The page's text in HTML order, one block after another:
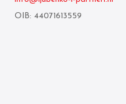
OIB: 44071613559